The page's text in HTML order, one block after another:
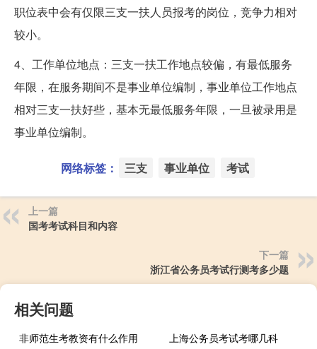
职位表中会有仅限三支一扶人员报考的岗位，竞争力相对
较小。
4、工作单位地点：三支一扶工作地点较偏，有最低服务
年限，在服务期间不是事业单位编制，事业单位工作地点
相对三支一扶好些，基本无最低服务年限，一旦被录用是
事业单位编制。
网络标签： 三支 事业单位 考试
上一篇
国考考试科目和内容
下一篇
浙江省公务员考试行测考多少题
相关问题
非师范生考教资有什么作用
上海公务员考试考哪几科